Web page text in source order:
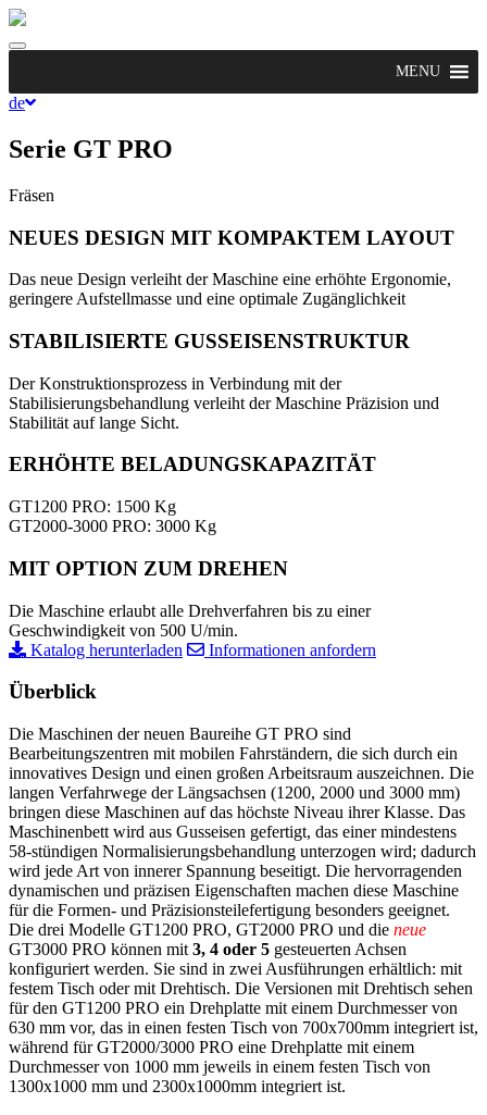
Toggle
MENU
de
Serie GT PRO
Fräsen
NEUES DESIGN MIT KOMPAKTEM LAYOUT
Das neue Design verleiht der Maschine eine erhöhte Ergonomie,
geringere Aufstellmasse und eine optimale Zugänglichkeit
STABILISIERTE GUSSEISENSTRUKTUR
Der Konstruktionsprozess in Verbindung mit der
Stabilisierungsbehandlung verleiht der Maschine Präzision und
Stabilität auf lange Sicht.
ERHÖHTE BELADUNGSKAPAZITÄT
GT1200 PRO: 1500 Kg
GT2000-3000 PRO: 3000 Kg
MIT OPTION ZUM DREHEN
Die Maschine erlaubt alle Drehverfahren bis zu einer
Geschwindigkeit von 500 U/min.
Katalog herunterladen
Informationen anfordern
Überblick
Die Maschinen der neuen Baureihe GT PRO sind
Bearbeitungszentren mit mobilen Fahrständern, die sich durch ein
innovatives Design und einen großen Arbeitsraum auszeichnen. Die
langen Verfahrwege der Längsachsen (1200, 2000 und 3000 mm)
bringen diese Maschinen auf das höchste Niveau ihrer Klasse. Das
Maschinenbett wird aus Gusseisen gefertigt, das einer mindestens
58-stündigen Normalisierungsbehandlung unterzogen wird; dadurch
wird jede Art von innerer Spannung beseitigt. Die hervorragenden
dynamischen und präzisen Eigenschaften machen diese Maschine
für die Formen- und Präzisionsteilefertigung besonders geeignet.
Die drei Modelle GT1200 PRO, GT2000 PRO und die neue
GT3000 PRO können mit 3, 4 oder 5 gesteuerten Achsen
konfiguriert werden. Sie sind in zwei Ausführungen erhältlich: mit
festem Tisch oder mit Drehtisch. Die Versionen mit Drehtisch sehen
für den GT1200 PRO ein Drehplatte mit einem Durchmesser von
630 mm vor, das in einen festen Tisch von 700x700mm integriert ist,
während für GT2000/3000 PRO eine Drehplatte mit einem
Durchmesser von 1000 mm jeweils in einem festen Tisch von
1300x1000 mm und 2300x1000mm integriert ist.